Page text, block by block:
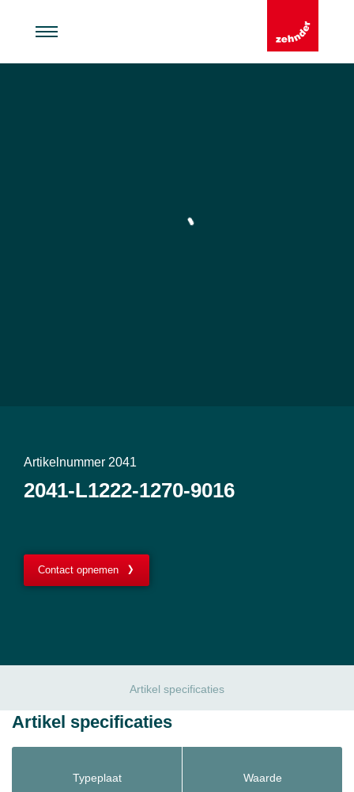
Artikelnummer 2041
2041-L1222-1270-9016
Contact opnemen
Artikel specificaties
Artikel specificaties
Typeplaat Waarde